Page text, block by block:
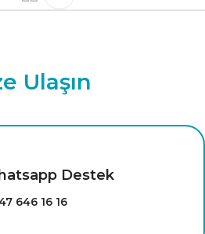
Ulaşın
Destek
646 16 16